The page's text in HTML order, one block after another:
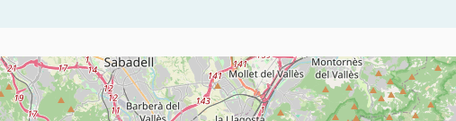
els components d'aquesta pàgina com a punts al mapa. L'element es